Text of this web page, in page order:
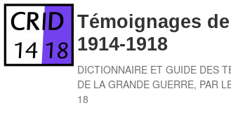
Skip
content
Témoignages de
1914-1918
DICTIONNAIRE ET GUIDE DES
DE LA GRANDE GUERRE, PAR
18